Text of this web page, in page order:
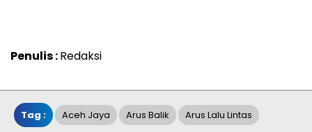
Penulis :Redaksi
Tag : Aceh Jaya Arus Balik Arus Lalu Lintas